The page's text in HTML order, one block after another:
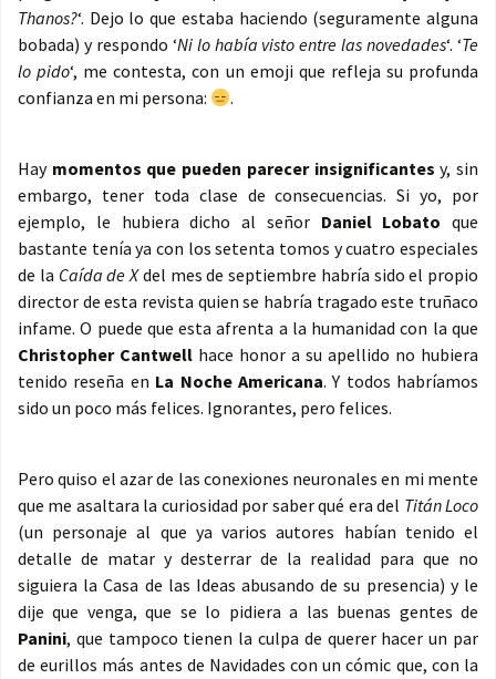
Thanos?‘. Dejo lo que estaba haciendo (seguramente alguna
bobada) y respondo ‘Ni lo había visto entre las novedades‘. ‘Te
lo pido‘, me contesta, con un emoji que refleja su profunda
confianza en mi persona:
.
Hay momentos que pueden parecer insignificantes y, sin
embargo, tener toda clase de consecuencias. Si yo, por
ejemplo, le hubiera dicho al señor Daniel Lobato que
bastante tenía ya con los setenta tomos y cuatro especiales
de la Caída de Xdel mes de septiembre habría sido el propio
director de esta revista quien se habría tragado este truñaco
infame. O puede que esta afrenta a la humanidad con la que
Christopher Cantwell hace honor a su apellido no hubiera
tenido reseña en La Noche Americana. Y todos habríamos
sido un poco más felices. Ignorantes, pero felices.
Pero quiso el azar de las conexiones neuronales en mi mente
que me asaltara la curiosidad por saber qué era del Titán Loco
(un personaje al que ya varios autores habían tenido el
detalle de matar y desterrar de la realidad para que no
siguiera la Casa de las Ideas abusando de su presencia) y le
dije que venga, que se lo pidiera a las buenas gentes de
Panini, que tampoco tienen la culpa de querer hacer un par
de eurillos más antes de Navidades con un cómic que, con la